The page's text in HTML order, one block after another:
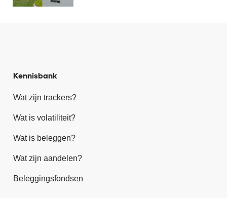
Kennisbank
Wat zijn trackers?
Wat is volatiliteit?
Wat is beleggen?
Wat zijn aandelen?
Beleggingsfondsen